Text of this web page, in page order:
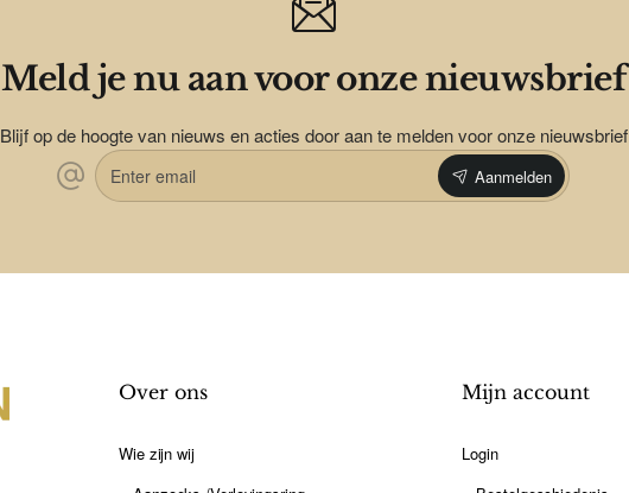
Meld je nu aan voor onze nieuwsbrief
Blijf op de hoogte van nieuws en acties door aan te melden voor onze nieuwsbrief
Enter
email
Aanmelden
Over ons
Wie zijn wij
Mijn account
Login